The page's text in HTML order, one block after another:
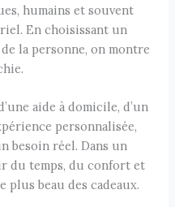
humains et souvent
En choisissant un
la personne, on montre
aide à domicile, d’un
personnalisée,
besoin réel. Dans un
du temps, du confort et
beau des cadeaux.